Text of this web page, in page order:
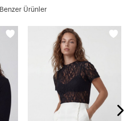
Benzer Ürünler